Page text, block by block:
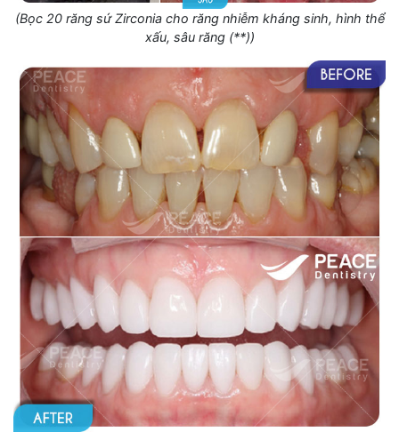
(Bọc 20 răng sứ Zirconia cho răng nhiễm kháng sinh, hình thể
xấu, sâu răng (**))